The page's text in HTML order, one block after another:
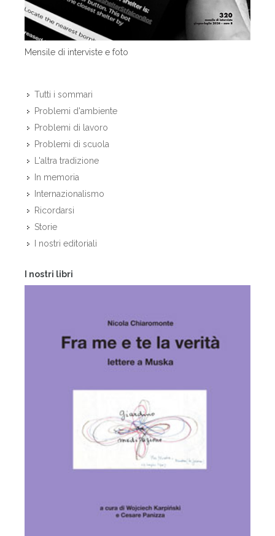
Mensile di interviste e foto
Tutti i sommari
Problemi d'ambiente
Problemi di lavoro
Problemi di scuola
L'altra tradizione
In memoria
Internazionalismo
Ricordarsi
Storie
I nostri editoriali
I nostri libri